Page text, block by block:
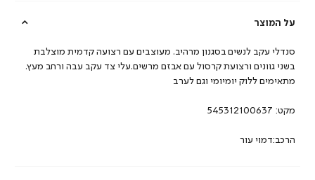
על המוצר
סנדלי עקב לנשים בסגנון מרהיב. מעוצבים עם רצועה קדמית מוצלבת
בשני גוונים ורצועת קרסול עם אבזם מרשים.עלי צד עקב עבה ורחב מעץ.
מתאימים ללוק יומיומי וגם לערב
מקט: 545312100637
הרכב:דמוי עור